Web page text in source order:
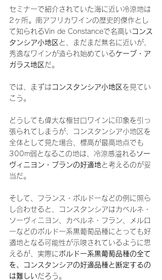
セミナーで紹介されていた海に近い冷涼地は
2ヶ所。南アフリカワインの歴史的傑作とし
て知られるVin de Constanceで名高い コンス
タンシア小地区 と、まだまだ無名に近いが、
秀逸なワインが造られ始めているケープ・ア
ガラス地区 だ。
では、まずは コンスタンシア小地区 を見てい
こう。
どうしても偉大な極甘口ワインに印象を引っ
張られてしまうが、コンスタンシア小地区を
全体として見た場合、標高が最高地点でも
300m弱となるこの地は、冷涼感溢れる ソー
ヴィニヨン・ブランの好適地と考えるのが妥
当だ。
そして、フランス・ボルドーなどの例に照ら
し合わせると、コンスタンシアはカベルネ・
ソーヴィニヨン、カベルネ・フラン、メルロ
ーなどのボルドー系黒葡萄品種にとっても好
適地となる可能性が示唆されているように思
えるが、実際にボルドー系黒葡萄品種の全て
を、コンスタンシアの好適品種と断定するの
は難しいだろう。